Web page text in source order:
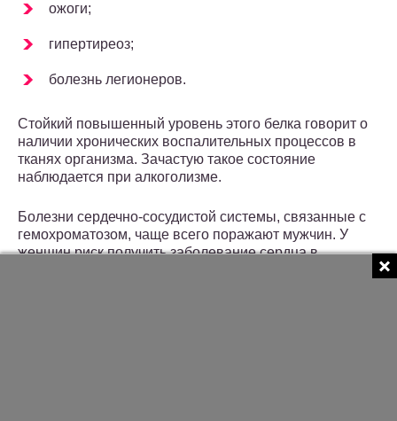
ожоги;
гипертиреоз;
болезнь легионеров.
Стойкий повышенный уровень этого белка говорит о
наличии хронических воспалительных процессов в
тканях организма. Зачастую такое состояние
наблюдается при алкоголизме.
Болезни сердечно-сосудистой системы, связанные с
гемохроматозом, чаще всего поражают мужчин. У
женщин риск получить заболевание сердца в